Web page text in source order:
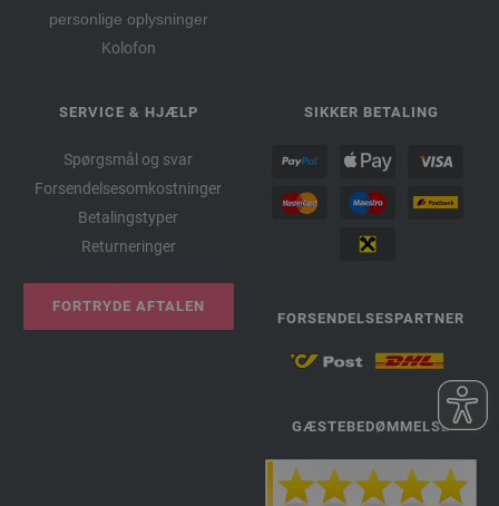
personlige oplysninger
Kolofon
SERVICE & HJÆLP
Spørgsmål og svar
Forsendelsesomkostninger
Betalingstyper
Returneringer
FORTRYDE AFTALEN
SIKKER BETALING
FORSENDELSESPARTNER
GÆSTEBEDØMMELSE